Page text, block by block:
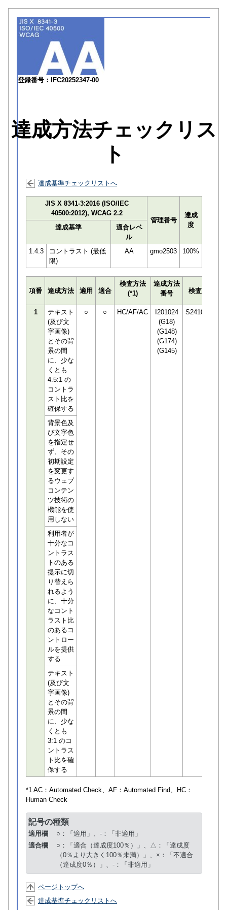
登録番号：IFC20252347-00
達成方法チェックリス
ト
達成基準チェックリストへ
JIS X 8341-3:2016 (ISO/IEC
40500:2012), WCAG 2.2
管理番号
達成
度
達成基準
適合レベ
ル
1.4.3
コントラスト (最低
限)
AA gmo2503 100%
項番 達成方法 適用 適合
検査方法
(*1)
達成方法
番号
検査員
1
テキスト
(及び文
字画像)
とその背
景の間
に、少な
くとも
4.5:1 の
コントラ
スト比を
確保する
○ ○ HC/AF/AC
I201024
(G18)
(G148)
(G174)
(G145)
S241068
背景色及
び文字色
を指定せ
ず、その
初期設定
を変更す
るウェブ
コンテン
ツ技術の
機能を使
用しない
利用者が
十分なコ
ントラス
トのある
提示に切
り替えら
れるよう
に、十分
なコント
ラスト比
のあるコ
ントロー
ルを提供
する
テキスト
(及び文
字画像)
とその背
景の間
に、少な
くとも
3:1 のコ
ントラス
ト比を確
保する
*1 AC： Automated Check、AF： Automated Find、HC：
Human Check
記号の種類
適用欄
○：「適用」、-：「非適用」
適合欄
○：「適合（達成度100％）」、△：「達成度
（0％より大きく100％未満）」、×：「不適合
（達成度0％）」、-：「非適用」
ページトップへ
達成基準チェックリストへ